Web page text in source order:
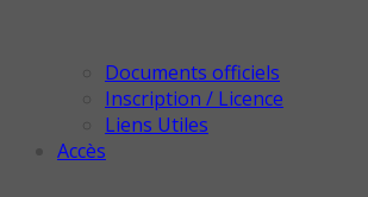
Documents officiels
Inscription / Licence
Liens Utiles
Accès